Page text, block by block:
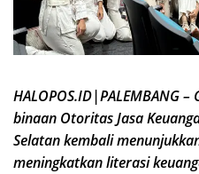
HALOPOS.ID|PALEMBANG
binaan Otoritas Jasa
Selatan kembali
meningkatkan literasi